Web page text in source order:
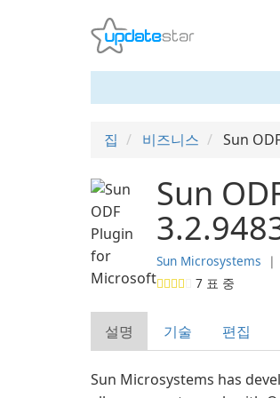
집 비즈니스 Sun
Sun
Sun Microsystems ❘
7 표 중
설명 기술 편집
Sun Microsystems has